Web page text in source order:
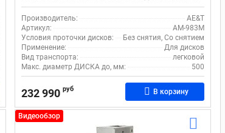
авто
Производитель:
AE&T
Артикул:
AM-983M
Условия проточки дисков:
Без снятия, Со снятием
Применение:
Для дисков
Вид транспорта:
легковой
Макс. диаметр ДИСКА до, мм:
500
232 990 руб В корзину
Видеообзор